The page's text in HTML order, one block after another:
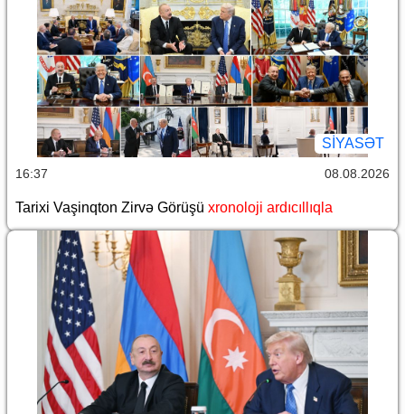
SİYASƏT
16:37 08.08.2026
Tarixi Vaşinqton Zirvə Görüşü xronoloji ardıcıllıqla